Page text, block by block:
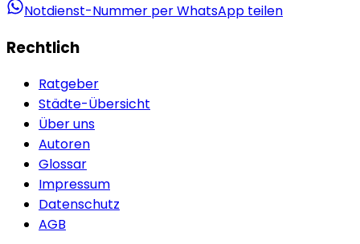
Notdienst-Nummer per WhatsApp teilen
Rechtlich
Ratgeber
Städte-Übersicht
Über uns
Autoren
Glossar
Impressum
Datenschutz
AGB